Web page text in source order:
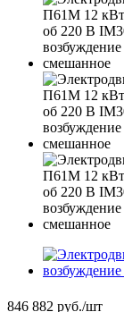
846 882 руб./шт